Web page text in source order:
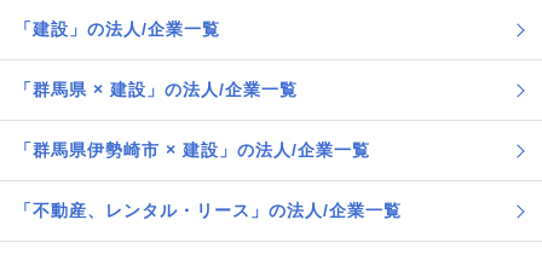
「建設」の法人/企業一覧
「群馬県 × 建設」の法人/企業一覧
「群馬県伊勢崎市 × 建設」の法人/企業一覧
「不動産、レンタル・リース」の法人/企業一覧